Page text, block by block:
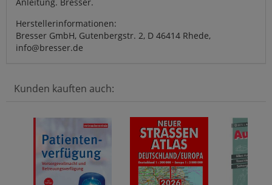
Herstellerinformationen:
Bresser GmbH, Gutenbergstr. 2, D 46414 Rhede,
info@bresser.de
Kunden kauften auch: